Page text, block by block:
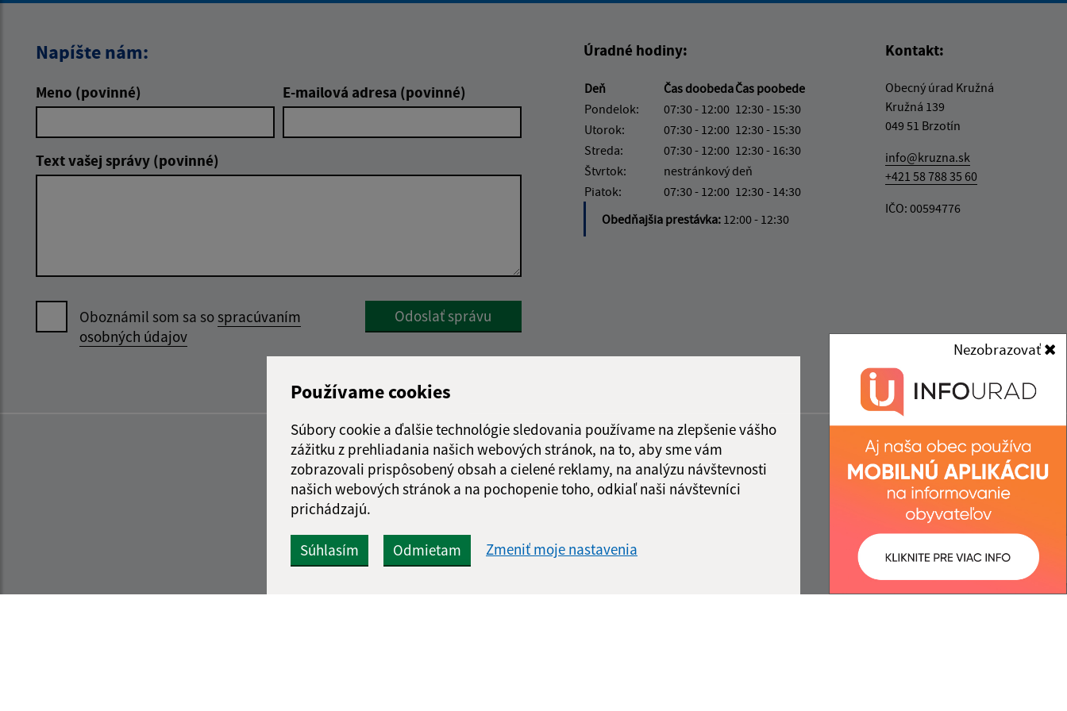
Používame cookies
Súbory cookie a ďalšie technológie sledovania používame na zlepšenie vášho
zážitku z prehliadania našich webových stránok, na to, aby sme vám
zobrazovali prispôsobený obsah a cielené reklamy, na analýzu návštevnosti
našich webových stránok a na pochopenie toho, odkiaľ naši návštevníci
prichádzajú.
Súhlasím Odmietam Zmeniť moje nastavenia
Nezobrazovať
Napíšte nám:
Meno (povinné) E-mailová adresa (povinné)
Text vašej správy (povinné)
Oboznámil som sa sospracúvaním
osobných údajov
Google reCaptcha Response
Odoslať správu
Úradné hodiny:
Deň Čas doobedaČas poobede
Pondelok:
07:30 - 12:00 12:30 - 15:30
Utorok:
07:30 - 12:00 12:30 - 15:30
Streda:
07:30 - 12:00 12:30 - 16:30
Štvrtok:
nestránkový deň
Piatok:
07:30 - 12:00 12:30 - 14:30
Obedňajšia prestávka: 12:00 - 12:30
Kontakt:
Obecný úrad Kružná
Kružná 139
049 51 Brzotín
info@kruzna.sk
+421 58 788 35 60
IČO: 00594776